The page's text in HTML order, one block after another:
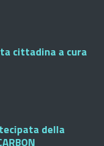
cittadina a cura
della